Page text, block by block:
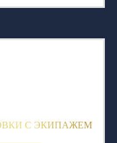
С ЭКИПАЖЕМ